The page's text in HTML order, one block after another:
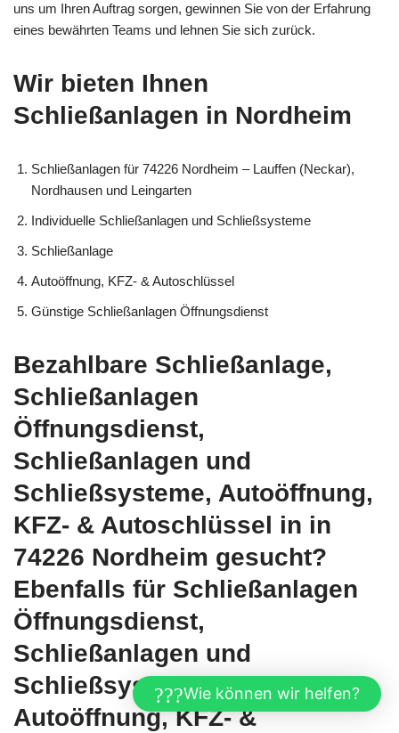
uns um Ihren Auftrag sorgen, gewinnen Sie von der Erfahrung
eines bewährten Teams und lehnen Sie sich zurück.
Wir bieten Ihnen
Schließanlagen in Nordheim
Schließanlagen für 74226 Nordheim – Lauffen (Neckar),
Nordhausen und Leingarten
Individuelle Schließanlagen und Schließsysteme
Schließanlage
Autoöffnung, KFZ- & Autoschlüssel
Günstige Schließanlagen Öffnungsdienst
Bezahlbare Schließanlage,
Schließanlagen
Öffnungsdienst,
Schließanlagen und
Schließsysteme, Autoöffnung,
KFZ- & Autoschlüssel in in
74226 Nordheim gesucht?
Ebenfalls für Schließanlagen
Öffnungsdienst,
Schließanlagen und
Schließsysteme und
Autoöffnung, KFZ- &
Wie können wir helfen?